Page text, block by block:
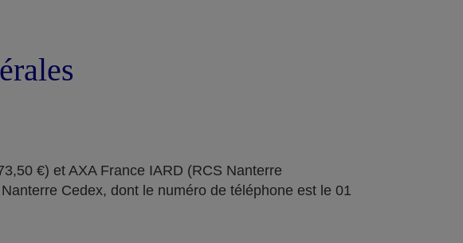
€) et AXA France IARD (RCS Nanterre
Cedex, dont le numéro de téléphone est le 01